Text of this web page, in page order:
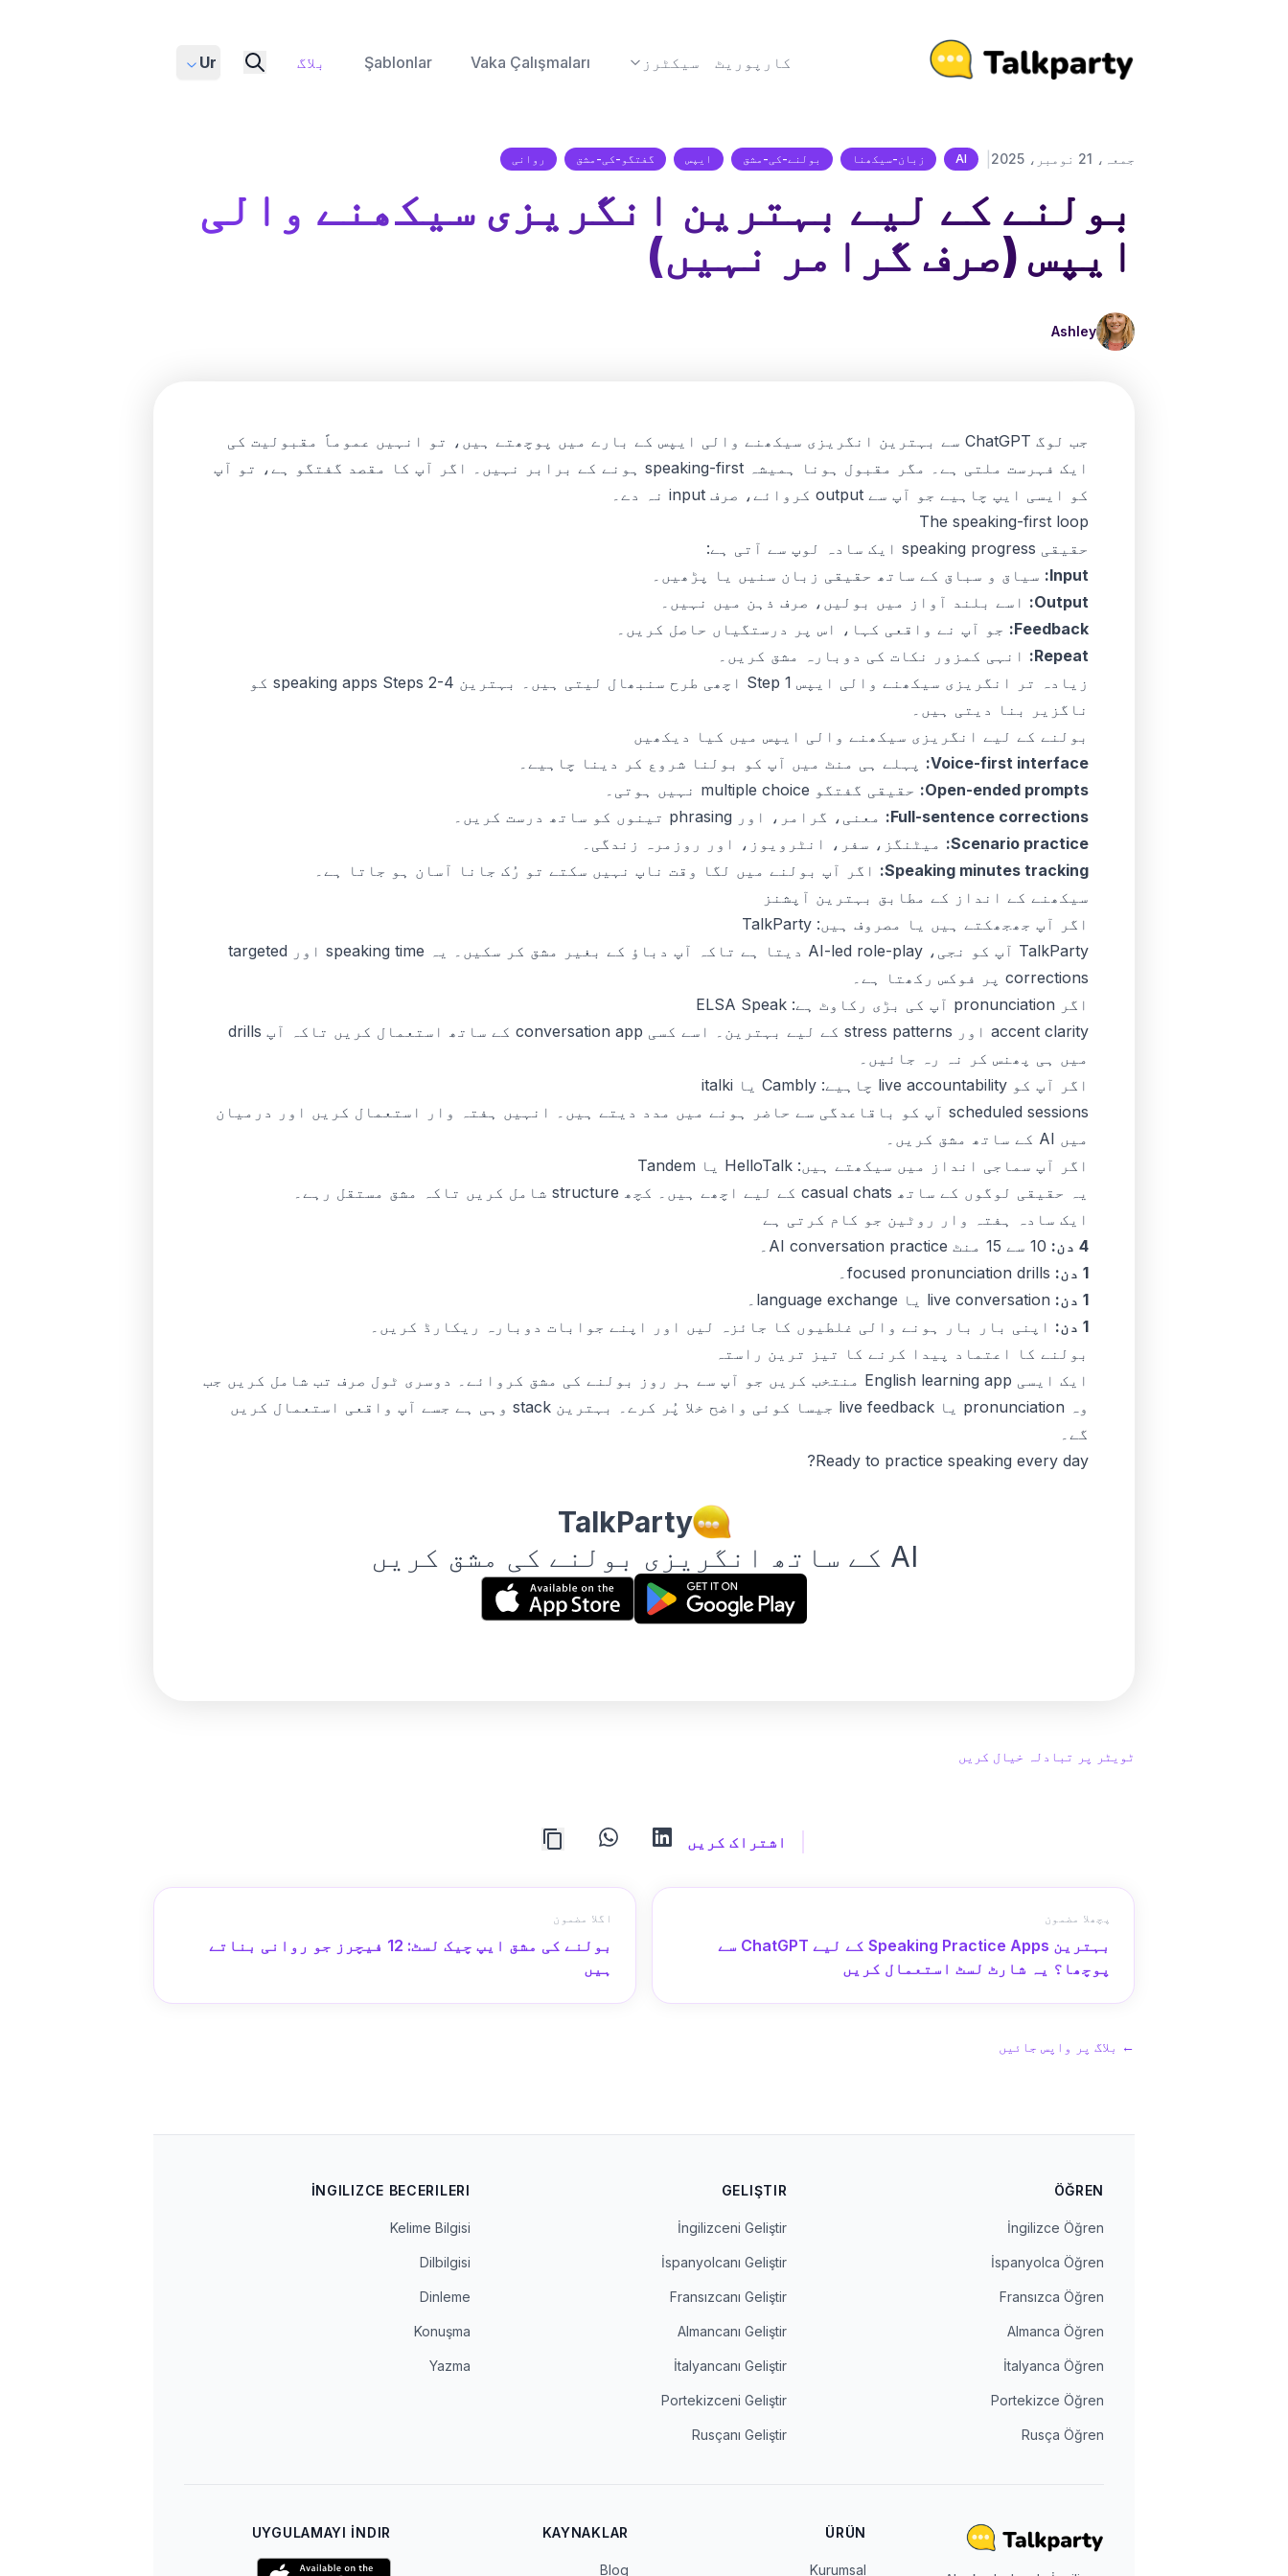
کارپوریٹ سیکٹرز Vaka Çalışmaları
Şablonlar بلاگ Ur
جمعہ، 21 نومبر، 2025 AI زبان-سیکھنا بولنے-کی-مشق ایپس گفتگو-کی-مشق روانی
بولنے کے لیے بہترین انگریزی سیکھنے والی
ایپس (صرف گرامر نہیں)
Ashley
جب لوگ ChatGPT سے بہترین انگریزی سیکھنے والی ایپس کے بارے میں پوچھتے ہیں، تو انہیں عموماً مقبولیت کی
ایک فہرست ملتی ہے۔ مگر مقبول ہونا ہمیشہ speaking-first ہونے کے برابر نہیں۔ اگر آپ کا مقصد گفتگو ہے، تو آپ
کو ایسی ایپ چاہیے جو آپ سے output کروائے، صرف input نہ دے۔
The speaking-first loop
حقیقی speaking progress ایک سادہ لوپ سے آتی ہے:
Input: سیاق و سباق کے ساتھ حقیقی زبان سنیں یا پڑھیں۔
Output:
اسے بلند آواز میں بولیں، صرف ذہن میں نہیں۔
Feedback:
جو آپ نے واقعی کہا، اس پر درستگیاں حاصل کریں۔
Repeat:
انہی کمزور نکات کی دوبارہ مشق کریں۔
زیادہ تر انگریزی سیکھنے والی ایپس Step 1 اچھی طرح سنبھال لیتی ہیں۔ بہترین speaking apps Steps 2-4 کو
ناگزیر بنا دیتی ہیں۔
بولنے کے لیے انگریزی سیکھنے والی ایپس میں کیا دیکھیں
Voice-first interface:
پہلے ہی منٹ میں آپ کو بولنا شروع کر دینا چاہیے۔
Open-ended prompts:
حقیقی گفتگو multiple choice نہیں ہوتی۔
Full-sentence corrections:
معنی، گرامر، اور phrasing تینوں کو ساتھ درست کریں۔
Scenario practice:
میٹنگز، سفر، انٹرویوز، اور روزمرہ زندگی۔
Speaking minutes tracking:
اگر آپ بولنے میں لگا وقت ناپ نہیں سکتے تو رُک جانا آسان ہو جاتا ہے۔
سیکھنے کے انداز کے مطابق بہترین آپشنز
اگر آپ جھجھکتے ہیں یا مصروف ہیں: TalkParty
TalkParty آپ کو نجی، AI-led role-play دیتا ہے تاکہ آپ دباؤ کے بغیر مشق کر سکیں۔ یہ speaking time اور targeted
corrections پر فوکس رکھتا ہے۔
اگر pronunciation آپ کی بڑی رکاوٹ ہے: ELSA Speak
accent clarity اور stress patterns کے لیے بہترین۔ اسے کسی conversation app کے ساتھ استعمال کریں تاکہ آپ drills
میں ہی پھنس کر نہ رہ جائیں۔
اگر آپ کو live accountability چاہیے: Cambly یا italki
scheduled sessions آپ کو باقاعدگی سے حاضر ہونے میں مدد دیتے ہیں۔ انہیں ہفتہ وار استعمال کریں اور درمیان
میں AI کے ساتھ مشق کریں۔
اگر آپ سماجی انداز میں سیکھتے ہیں: HelloTalk یا Tandem
یہ حقیقی لوگوں کے ساتھ casual chats کے لیے اچھے ہیں۔ کچھ structure شامل کریں تاکہ مشق مستقل رہے۔
ایک سادہ ہفتہ وار روٹین جو کام کرتی ہے
4 دن:
1 دن:
1 دن:
1 دن:
اپنی بار بار ہونے والی غلطیوں کا جائزہ لیں اور اپنے جوابات دوبارہ ریکارڈ کریں۔
بولنے کا اعتماد پیدا کرنے کا تیز ترین راستہ
ایک ایسی English learning app منتخب کریں جو آپ سے ہر روز بولنے کی مشق کروائے۔ دوسری ٹول صرف تب شامل کریں جب
وہ pronunciation یا live feedback جیسا کوئی واضح خلا پُر کرے۔ بہترین stack وہی ہے جسے آپ واقعی استعمال کریں
گے۔
Ready to practice speaking every day?
TalkParty
AI کے ساتھ انگریزی بولنے کی مشق کریں
ٹویٹر پر تبادلہ خیال کریں
اشتراک کریں linkedin
whatsapp
پچھلا مضمون
بہترین Speaking Practice Apps کے لیے ChatGPT سے
پوچھا؟ یہ شارٹ لسٹ استعمال کریں
اگلا مضمون
بولنے کی مشق ایپ چیک لسٹ: 12 فیچرز جو روانی بناتے
ہیں
← بلاگ پر واپس جائیں
ÖĞREN
İngilizce Öğren
İspanyolca Öğren
Fransızca Öğren
Almanca Öğren
İtalyanca Öğren
Portekizce Öğren
Rusça Öğren
GELIŞTIR
İngilizceni Geliştir
İspanyolcanı Geliştir
Fransızcanı Geliştir
Almancanı Geliştir
İtalyancanı Geliştir
Portekizceni Geliştir
Rusçanı Geliştir
İNGILIZCE BECERILERI
Kelime Bilgisi
Dilbilgisi
Dinleme
Konuşma
Yazma
ÜRÜN
Kurumsal
KAYNAKLAR
Blog
UYGULAMAYI İNDIR